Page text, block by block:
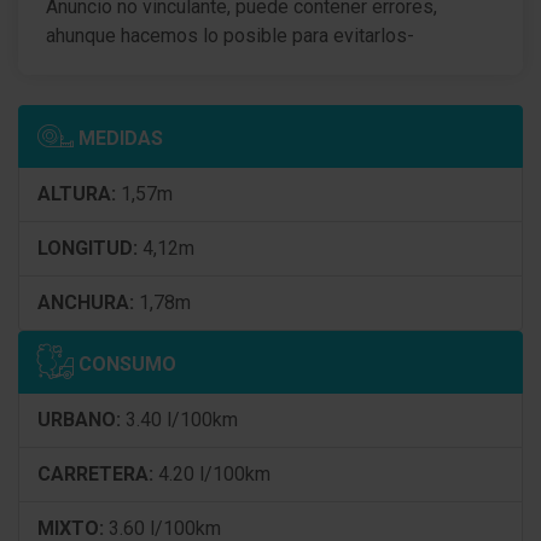
Sistema audio-navegador con pantalla táctil en
color (Media Nav)
Cubierta del maletero / Persiana
? Filtro de polen
tapicería asientos: Tela Zip Collection
Anuncio no vinculante, puede contener errores,
ahunque hacemos lo posible para evitarlos-
MEDIDAS
ALTURA: 1,57m
LONGITUD: 4,12m
ANCHURA: 1,78m
CONSUMO
URBANO: 3.40 l/100km
CARRETERA: 4.20 l/100km
MIXTO: 3.60 l/100km